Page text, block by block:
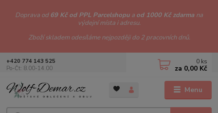
Doprava od69 Kč od PPL Parcelshopu a od 1000 Kč zdarma na
výdejní místa i adresu.
Zboží skladem odesíláme nejpozději do 2 pracovních dnů.
Menu
+420 774 143 525
Po-Čt: 8.00-14.00
0 ks
za 0,00 Kč